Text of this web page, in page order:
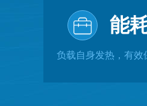
能
负载自身发热，有效